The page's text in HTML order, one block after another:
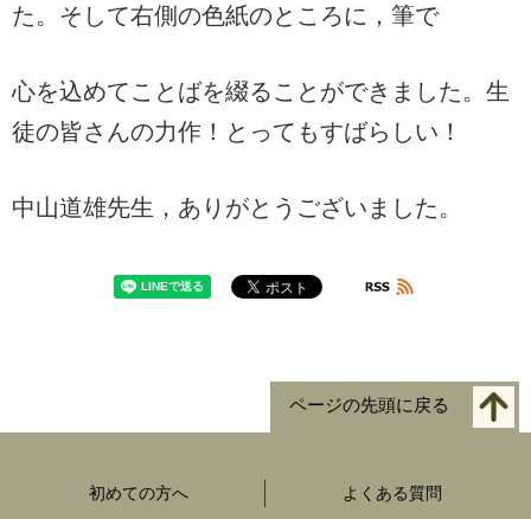
た。そして右側の色紙のところに，筆で
心を込めてことばを綴ることができました。生
徒の皆さんの力作！とってもすばらしい！
中山道雄先生，ありがとうございました。
ページの先頭に戻る
初めての方へ よくある質問